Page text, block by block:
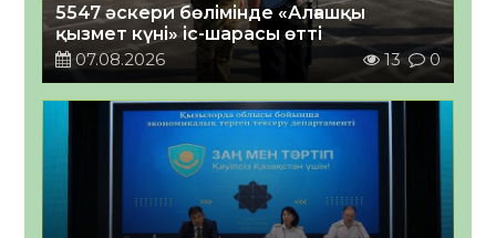
5547 әскери бөлімінде «Алғашқы
қызмет күні» іс-шарасы өтті
07.08.2026
13 0